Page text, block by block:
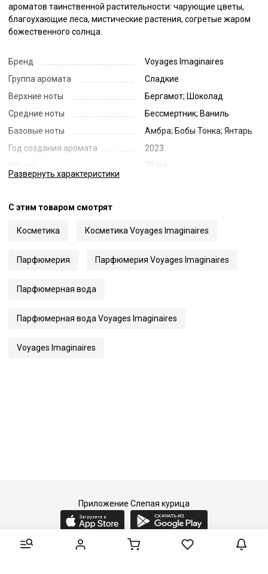
ароматов таинственной растительности: чарующие цветы,
благоухающие леса, мистические растения, согретые жаром
божественного солнца.
Бренд
Voyages Imaginaires
Группа аромата
Сладкие
Верхние ноты
Бергамот; Шоколад
Средние ноты
Бессмертник; Ваниль
Базовые ноты
Амбра; Бобы Тонка; Янтарь
Год создания аромата
2023
Объем
75 мл
Развернуть характеристики
С этим товаром смотрят
Косметика Косметика Voyages Imaginaires
Парфюмерия Парфюмерия Voyages Imaginaires
Парфюмерная вода
Парфюмерная вода Voyages Imaginaires
Voyages Imaginaires
Приложение Слепая курица
2015-2026 © Слепая курица - fashion concept store.